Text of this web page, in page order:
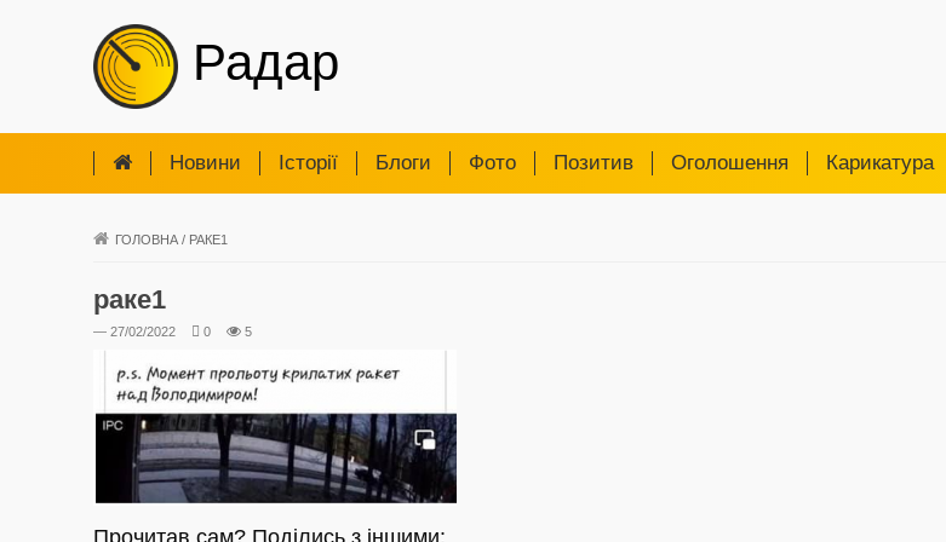
Радар
Новини Iсторії Блоги Фото Позитив Оголошення Карикатура
ГОЛОВНА / РАКЕ1
раке1
— 27/02/2022 0 5
Прочитав сам? Поділись з іншими: